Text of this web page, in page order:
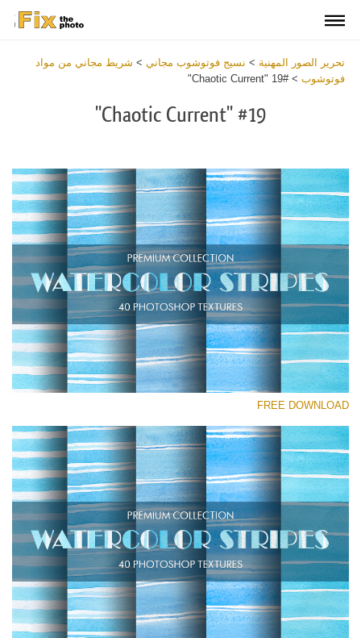
تحرير الصور المهنية > نسيج فوتوشوب مجاني > شريط مجاني من مواد
فوتوشوب >
#19 "Chaotic Current"
#19 "Chaotic Current"
رجاء اختر
Small 800*533px
Stripes Watercolor
(25 Textures)
Large 6000*4000px
Entire Collection
(1783 Overlays)
Large 6000*4000px
Download
Free
FREE DOWNLOAD